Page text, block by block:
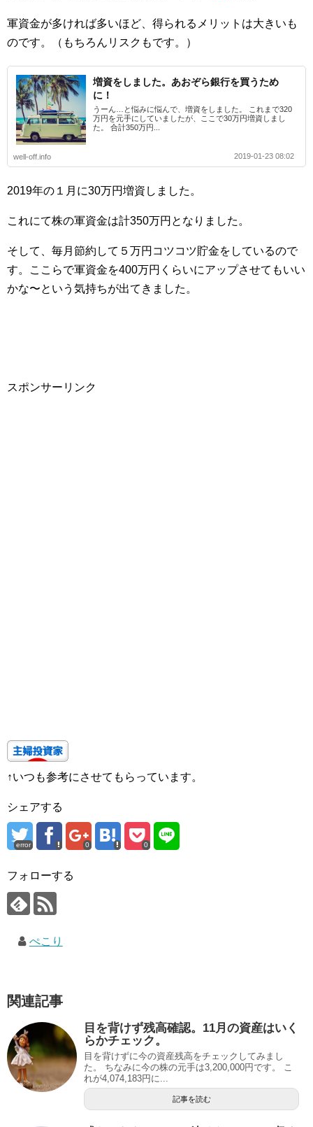
軍資金が多ければ多いほど、得られるメリットは大きいも
のです。（もちろんリスクもです。）
増資をしました。あおぞら銀行を買うため
に！
うーん…と悩みに悩んで、増資をしました。 これまで320
万円を元手にしていましたが、ここで30万円増資しまし
た。 合計350万円...
well-off.info 2019-01-23 08:02
2019年の１月に30万円増資しました。
これにて株の軍資金は計350万円となりました。
そして、毎月節約して５万円コツコツ貯金をしているので
す。ここらで軍資金を400万円くらいにアップさせてもいい
かな〜という気持ちが出てきました。
スポンサーリンク
↑いつも参考にさせてもらっています。
シェアする
error 0 0
フォローする
ぺこり
関連記事
目を背けず残高確認。11月の資産はいく
らかチェック。
目を背けずに今の資産残高をチェックしてみまし
た。 ちなみに今の株の元手は3,200,000円です。 こ
れが4,074,183円に...
記事を読む